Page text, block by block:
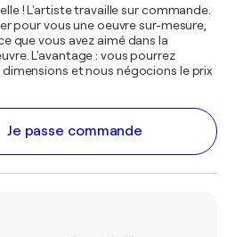
! L'artiste travaille sur commande.
pour vous une oeuvre sur-mesure,
que vous avez aimé dans la
L'avantage : vous pourrez
et nous négocions le prix
Je passe commande